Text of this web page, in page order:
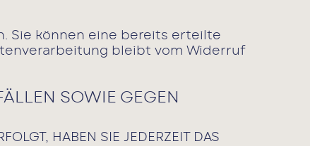
Sie können eine bereits erteilte
bleibt vom Widerruf
SOWIE GEGEN
HABEN SIE JEDERZEIT DAS